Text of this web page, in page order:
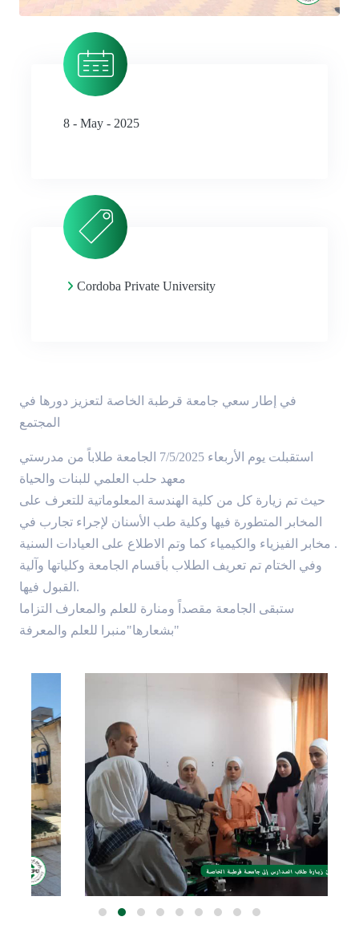
8 - May - 2025
Cordoba Private University
في إطار سعي جامعة قرطبة الخاصة لتعزيز دورها في
المجتمع
استقبلت يوم الأربعاء 7/5/2025 الجامعة طلاباً من مدرستي
حيث تم زيارة كل من كلية الهندسة المعلوماتية للتعرف على
المخابر المتطورة فيها وكلية طب الأسنان لإجراء تجارب في
مخابر الفيزياء والكيمياء كما وتم الاطلاع على العيادات السنية .
وفي الختام تم تعريف الطلاب بأقسام الجامعة وكلياتها وآلية
القبول فيها.
ستبقى الجامعة مقصداً ومنارة للعلم والمعارف التزاما
بشعارها"منبرا للعلم والمعرفة"